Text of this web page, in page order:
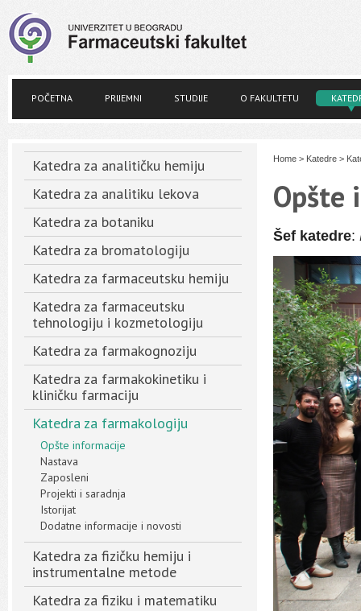
POČETNA PRIJEMNI STUDIJE O FAKULTETU
Katedra za analitičku hemiju
Katedra za analitiku lekova
Katedra za botaniku
Katedra za bromatologiju
Katedra za farmaceutsku hemiju
Katedra za farmaceutsku
tehnologiju i kozmetologiju
Katedra za farmakognoziju
Katedra za farmakokinetiku i
kliničku farmaciju
Katedra za farmakologiju
Opšte informacije
Nastava
Zaposleni
Projekti i saradnja
Istorijat
Dodatne informacije i novosti
Katedra za fizičku hemiju i
instrumentalne metode
Katedra za fiziku i matematiku
Home > Katedre >
Opšte
Šef katedre: